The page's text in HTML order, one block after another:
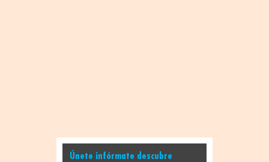
Únete infórmate descubre